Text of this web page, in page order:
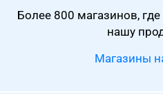
Более 800 магазинов,
нашу
Магазины